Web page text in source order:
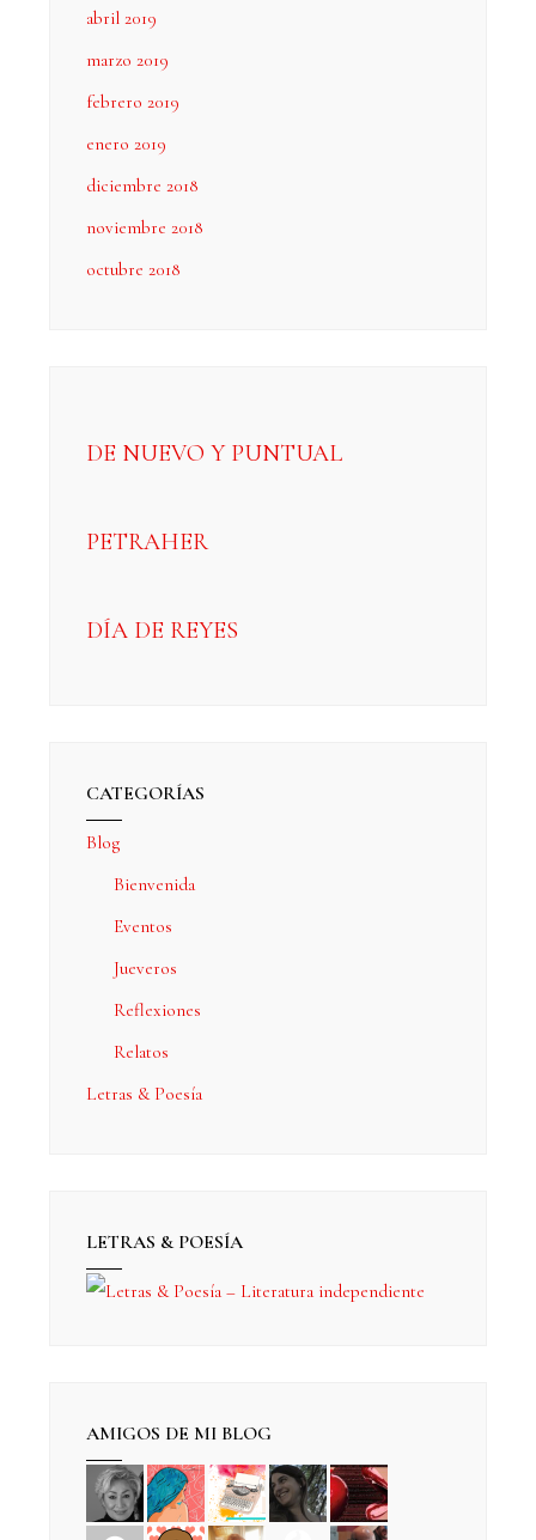
abril 2019
marzo 2019
febrero 2019
enero 2019
diciembre 2018
noviembre 2018
octubre 2018
DE NUEVO Y PUNTUAL
PETRAHER
DÍA DE REYES
CATEGORÍAS
Blog
Bienvenida
Eventos
Jueveros
Reflexiones
Relatos
Letras & Poesía
LETRAS & POESÍA
AMIGOS DE MI BLOG